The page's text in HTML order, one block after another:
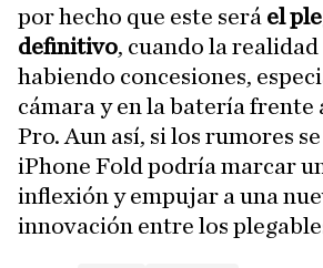
por hecho que este será el
definitivo, cuando la realidad
habiendo concesiones,
cámara y en la batería frente
Pro. Aun así, si los rumores
iPhone Fold podría marcar
inflexión y empujar a una
innovación entre los